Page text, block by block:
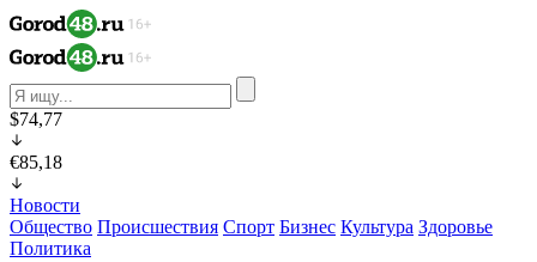
$74,77
€85,18
Новости
Общество Происшествия Спорт Бизнес Культура Здоровье
Политика